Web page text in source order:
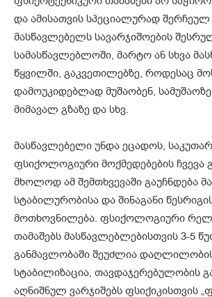
და ამისათვის სპეციალურად
მასწავლებელს სავარჯიშოების
სამასწავლებლოში, მარტო ან სხვა
წყვილში, გაკვეთილებზე, როდესაც
დამოუკიდებლად მუშაობენ,
მიმავალ გზაზე და სხვ.
მასწავლებელი უნდა ეცადოს,
ფსიქოლოგიური მოქმედებების ჩვევა
მხოლოდ ამ შემთხვევაში გაუჩნდება
სტაბილურობისა და შინაგანი
მოთხოვნილება. ფსიქოლოგიური
თამაშებს მასწავლებლებისთვის 3-5
განმავლობაში შეუძლია
სტაბილიზაცია, თავდაჯერებულობის
აღნიშნულ ვარჯიშებს ფსიქიკისთვის